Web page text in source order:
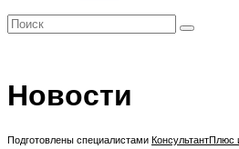
Новости
Подготовлены специалистами КонсультантПлюс